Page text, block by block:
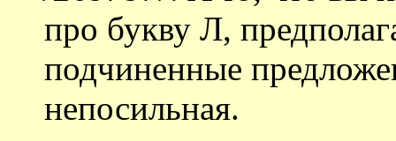
про букву Л,
подчиненные
непосильная.